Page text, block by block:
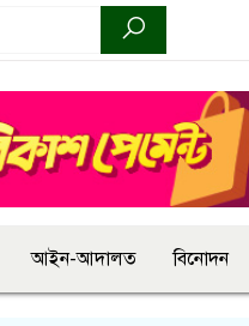
আইন-আদালত বিনোদন